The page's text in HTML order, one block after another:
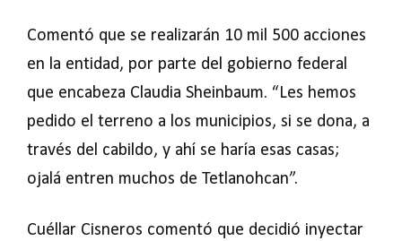
Comentó que se realizarán 10 mil 500 acciones
en la entidad, por parte del gobierno federal
que encabeza Claudia Sheinbaum. “Les hemos
pedido el terreno a los municipios, si se dona, a
través del cabildo, y ahí se haría esas casas;
ojalá entren muchos de Tetlanohcan”.
Cuéllar Cisneros comentó que decidió inyectar